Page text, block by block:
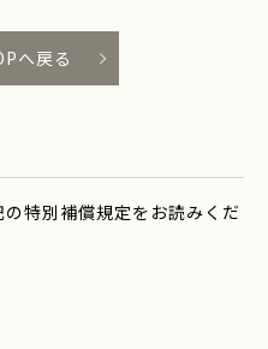
へ戻る
の特別補償規定をお読みくだ